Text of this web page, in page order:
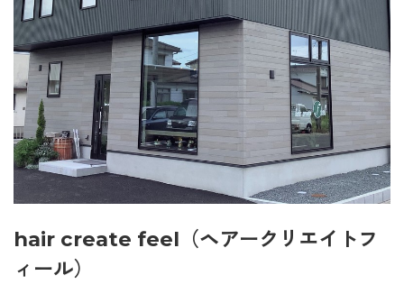
hair create feel（ヘアークリエイトフ
ィール）